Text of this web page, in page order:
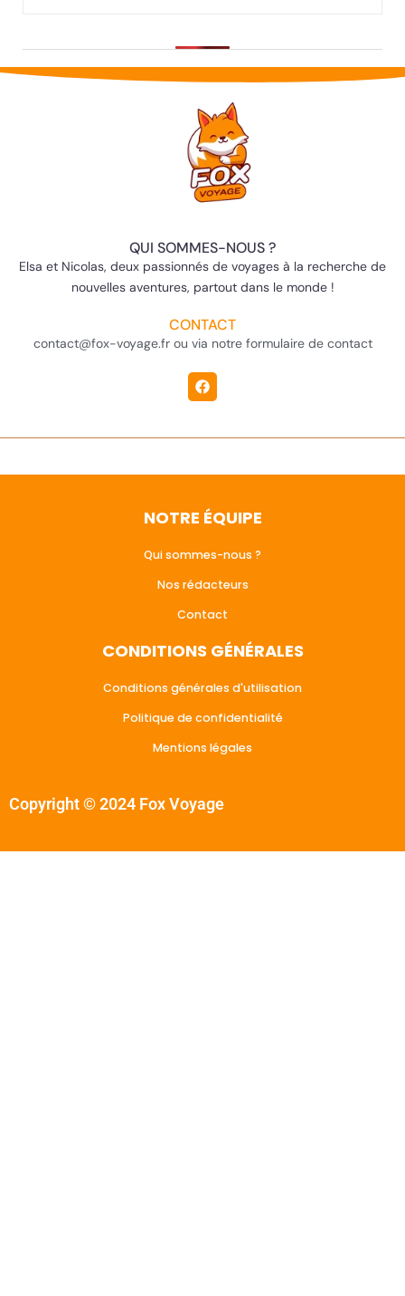
QUI SOMMES-NOUS ?
Elsa et Nicolas, deux passionnés de voyages à la recherche de
nouvelles aventures, partout dans le monde !
CONTACT
contact@fox-voyage.fr ou via notre formulaire de contact
NOTRE ÉQUIPE
Qui sommes-nous ?
Nos rédacteurs
Contact
CONDITIONS GÉNÉRALES
Conditions générales d'utilisation
Politique de confidentialité
Mentions légales
Copyright © 2024 Fox Voyage